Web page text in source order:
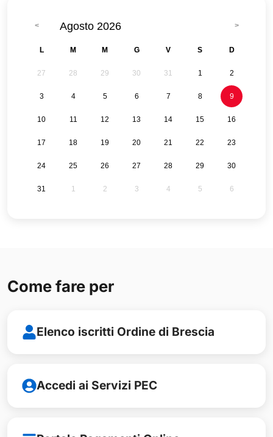
Agosto 2026
L M M G V S D
27 28 29 30 31 1 2
3 4 5 6 7 8 9
10 11 12 13 14 15 16
17 18 19 20 21 22 23
24 25 26 27 28 29 30
31 1 2 3 4 5 6
Come fare per
Elenco iscritti Ordine di Brescia
Accedi ai Servizi PEC